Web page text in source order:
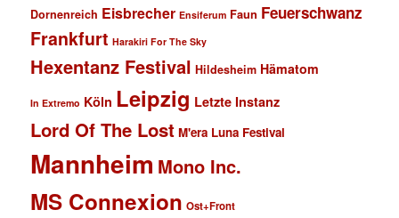
Dornenreich Eisbrecher Ensiferum Faun Feuerschwanz
Frankfurt Harakiri For The Sky
Hexentanz Festival Hildesheim Hämatom
In Extremo Köln Leipzig Letzte Instanz
Lord Of The Lost M'era Luna Festival
Mannheim Mono Inc.
MS Connexion Ost+Front